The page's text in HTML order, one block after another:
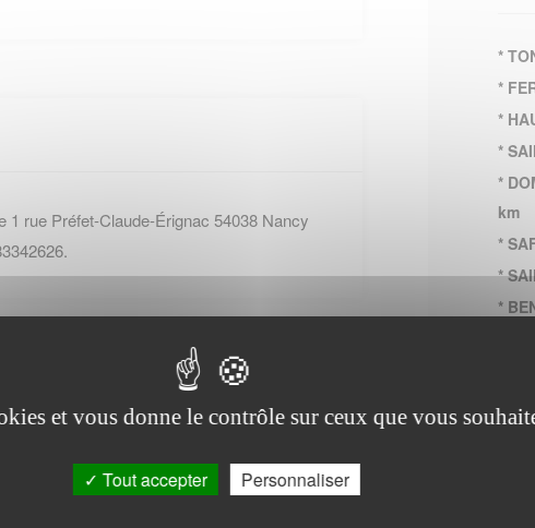
1 rue Préfet-Claude-Érignac 54038 Nancy
Office de tourisme de
Velle-sur-Moselle
*
*
*
*
*
km
*
*
*
*
et vous donne le contrôle sur ceux que vous
Tout accepter Personnaliser